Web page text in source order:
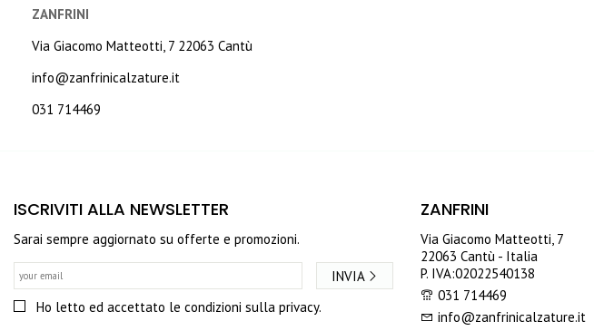
ZANFRINI
Via Giacomo Matteotti, 7 22063 Cantù
info@zanfrinicalzature.it
031 714469
ISCRIVITI ALLA NEWSLETTER
Sarai sempre aggiornato su offerte e promozioni.
Ho letto ed accettato le condizioni sulla privacy.
INVIA
ZANFRINI
Via Giacomo Matteotti, 7
22063 Cantù - Italia
P. IVA:02022540138
031 714469
info@zanfrinicalzature.it